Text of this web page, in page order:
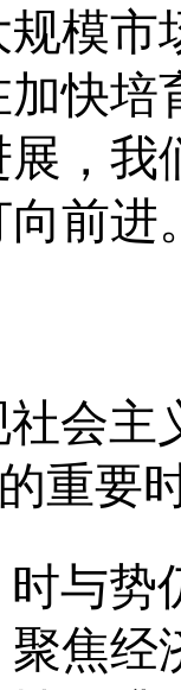
规模
快培
，我
前进
会主
重要
与势
焦经